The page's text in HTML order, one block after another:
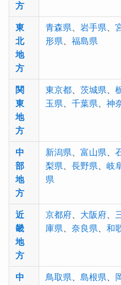
方
東
北
地
方
青森県、岩手県、
形県、福島県
関
東
地
方
東京都、茨城県、
玉県、千葉県、神
中
部
地
方
新潟県、富山県、
梨県、長野県、岐
県
近
畿
地
方
京都府、 大阪府、
庫県、奈良県、和
中
鳥取県、島根県、